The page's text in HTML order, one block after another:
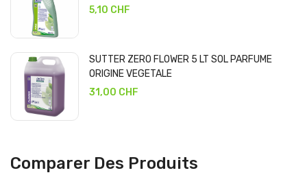
5,10 CHF
SUTTER ZERO FLOWER 5 LT SOL PARFUME
ORIGINE VEGETALE
31,00 CHF
Comparer Des Produits